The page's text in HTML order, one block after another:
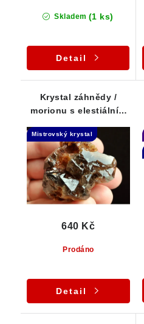
Skladem (1 ks)
Detail
Krystal záhnědy /
morionu s elestiálním
prohlubněmi
Mistrovský krystal
Prodáno
640 Kč
Detail